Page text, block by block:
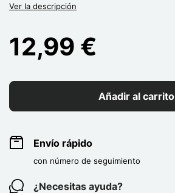
Ver la descripción
12,99 €
Añadir al carrito
Envío rápido
con número de seguimiento
¿Necesitas ayuda?